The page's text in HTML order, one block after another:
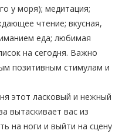
у моря); медитация;
чтение; вкусная,
еда; любимая
на сегодня. Важно
позитивным стимулам и
этот ласковый и нежный
вытаскивает вас из
на ноги и выйти на сцену